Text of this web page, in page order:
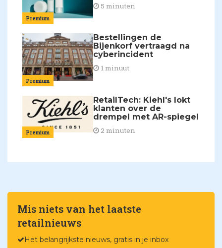
Premium
5 minuten
Premium
Bestellingen de
Bijenkorf vertraagd na
cyberincident
1 minuut
Premium
RetailTech: Kiehl's lokt
klanten over de
drempel met AR-spiegel
2 minuten
Mis niets van het laatste
retailnieuws
Het belangrijkste nieuws, gratis in je inbox